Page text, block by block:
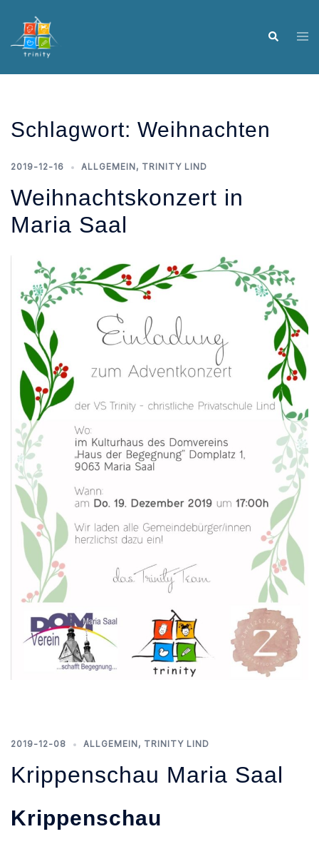
content
Search
Schlagwort: Weihnachten
2019-12-16 ALLGEMEIN, TRINITY LIND
Weihnachtskonzert in
Maria Saal
2019-12-08 ALLGEMEIN, TRINITY LIND
Krippenschau Maria Saal
Krippenschau